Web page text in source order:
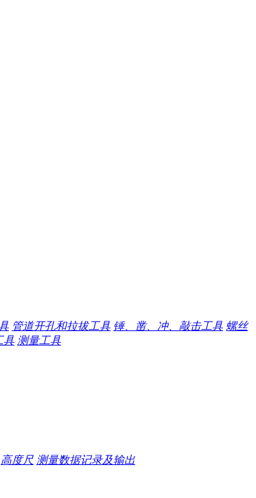
管道开孔和拉拔工具 锤、凿、冲、敲击工具 螺丝
具 测量工具
高度尺 测量数据记录及输出